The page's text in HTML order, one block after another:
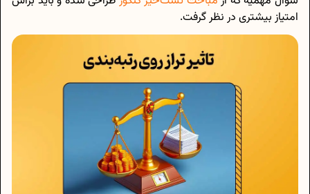
امتیاز بیشتری در نظر گرفت.